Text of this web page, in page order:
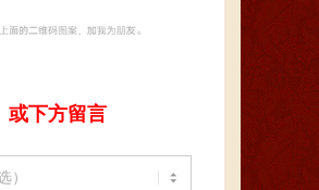
或下方留言